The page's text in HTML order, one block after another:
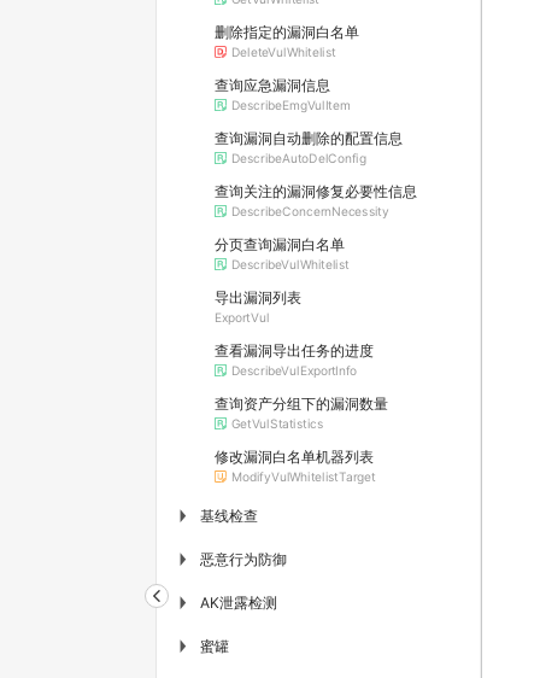
删除指定的漏洞白名单
DeleteVulWhitelist
查询应急漏洞信息
DescribeEmgVulItem
查询漏洞自动删除的配置信息
DescribeAutoDelConfig
查询关注的漏洞修复必要性信息
DescribeConcernNecessity
分页查询漏洞白名单
DescribeVulWhitelist
导出漏洞列表
ExportVul
查看漏洞导出任务的进度
DescribeVulExportInfo
查询资产分组下的漏洞数量
GetVulStatistics
修改漏洞白名单机器列表
ModifyVulWhitelistTarget
▶ 基线检查
▶ 恶意行为防御
▶ AK泄露检测
▶ 蜜罐